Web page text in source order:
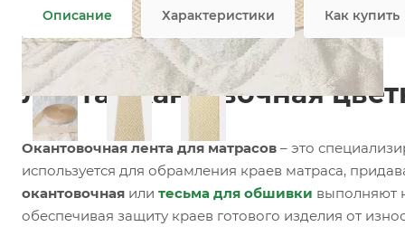
Описание Характеристики Как купить
Лента окантовочная
Окантовочная лента для матрасов – это
используется для обрамления краев матраса,
окантовочная или тесьма для обшивки выполняют
обеспечивая защиту краев готового изделия от